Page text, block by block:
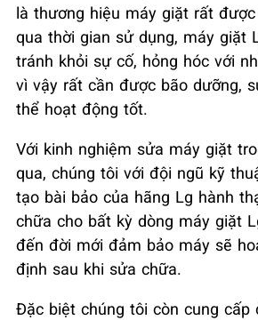
là thương hiệu máy giặt rất
qua thời gian sử dụng, máy giặt
tránh khỏi sự cố, hỏng hóc với
vì vậy rất cần được bão dưỡng,
thể hoạt động tốt.
Với kinh nghiệm sửa máy giặt
qua, chúng tôi với đội ngũ kỹ
tạo bài bảo của hãng Lg hành
chữa cho bất kỳ dòng máy giặt
đến đời mới đảm bảo máy sẽ
định sau khi sửa chữa.
Đặc biệt chúng tôi còn cung cấp